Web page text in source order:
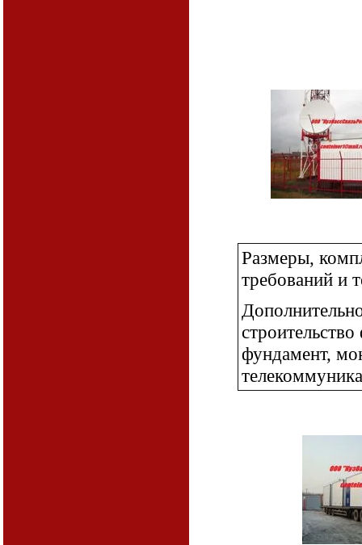
Размеры,
требований и
фундамент,